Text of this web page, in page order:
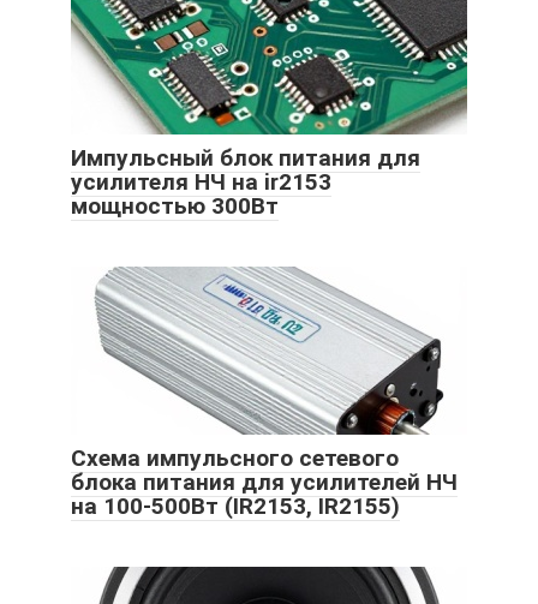
Импульсный блок питания для
усилителя НЧ на ir2153
мощностью 300Вт
Схема импульсного сетевого
блока питания для усилителей НЧ
на 100-500Вт (IR2153, IR2155)